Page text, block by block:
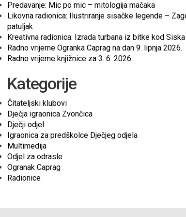
Predavanje: Mic po mic – mitologija mačaka
Likovna radionica: Ilustriranje sisačke legende –
patuljak
Kreativna radionica: Izrada turbana iz bitke kod Siska
Radno vrijeme Ogranka Caprag na dan 9. lipnja 2026.
Radno vrijeme knjižnice za 3. 6. 2026.
Kategorije
Čitateljski klubovi
Dječja igraonica Zvončica
Dječji odjel
Igraonica za predškolce Dječjeg odjela
Multimedija
Odjel za odrasle
Ogranak Caprag
Radionice